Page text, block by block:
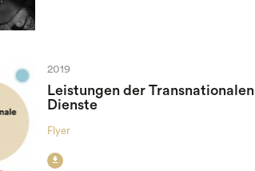
2019
Leistungen der Transnationalen
Dienste
Flyer
